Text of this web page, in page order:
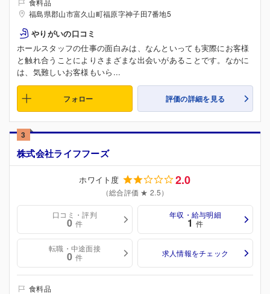
食料品
福島県郡山市富久山町福原字神子田7番地5
やりがいの口コミ
ホールスタッフの仕事の面白みは、なんといっても実際にお客様
と触れ合うことによりさまざまな出会いがあることです。なかに
は、気難しいお客様もいら...
フォロー 評価の詳細を見る
3
株式会社ライフフーズ
ホワイト度 2.0
（総合評価 ★ 2.5）
口コミ・評判
0 件
年収・給与明細
1 件
転職・中途面接
0 件 求人情報をチェック
食料品